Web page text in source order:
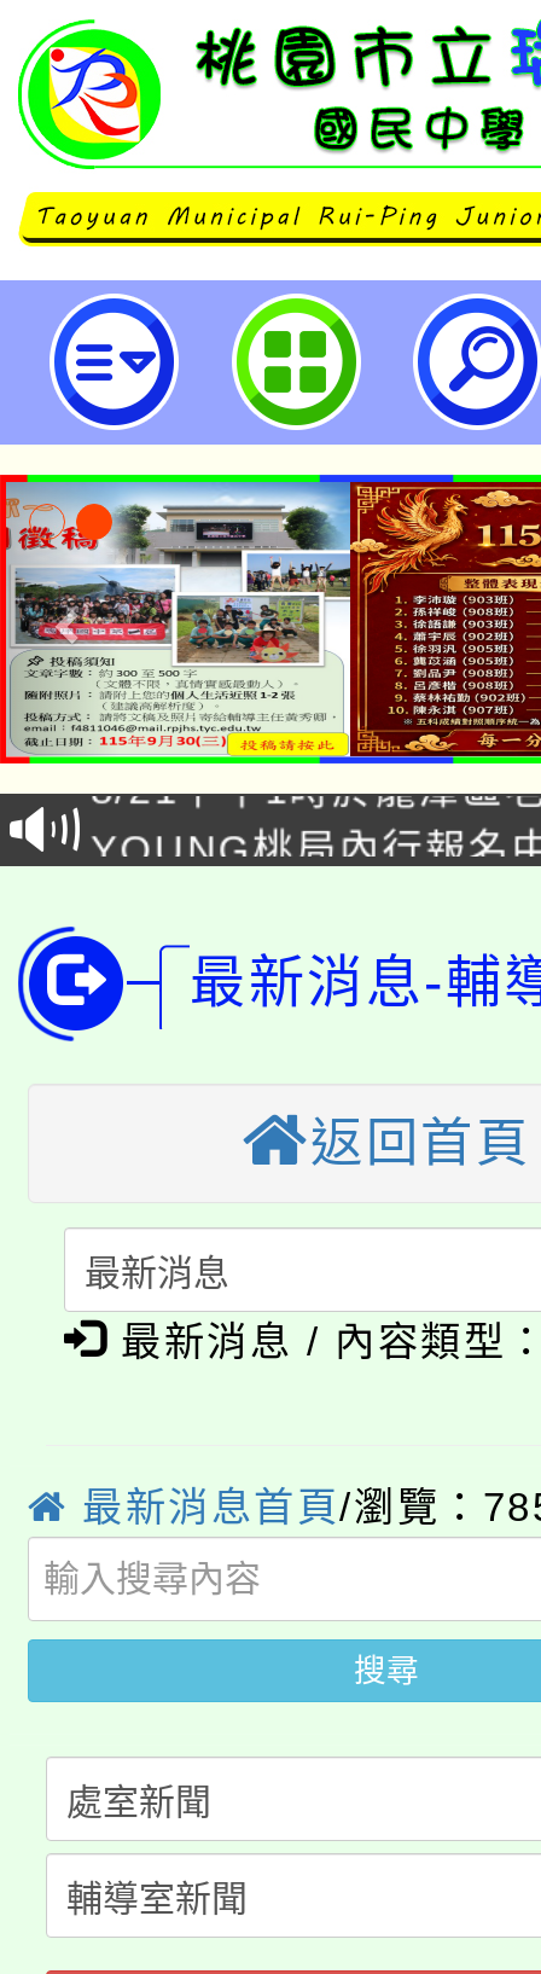
113學年度生涯發展手冊(家長版)
立瑞坪國民中學
「本色祭」8/29、30在
8/21下午1時於龍潭區
徵才活動。
YOUNG桃局內行報名
開!
115年桃園市運動會8/
田徑場及游泳池舉行。
桃園市低收入戶享有免
視費優惠，中低收入戶
半價優惠，詳情可洽有
者。
大園自造教育及科技中
份教師增能研習
大溪自造教育及科技
份教師研習
淨零綠生活教案入校路
會
115年食農教育專業人
程
「本色祭」8/29、30在
局官網。
8月14至27日，桃園電
開!
115年桃園市運動會8/
田徑場及游泳池舉行。
桃園市低收入戶享有免
視費優惠，中低收入戶
半價優惠，詳情可洽有
者。
大園自造教育及科技
份教師增能研習
份教師研習
淨零綠生活教案入校路
會
115年食農教育專業人
程
最新消息-輔
返回首頁
最新消息 / 內容類型
最新消息首頁/瀏覽：
搜尋